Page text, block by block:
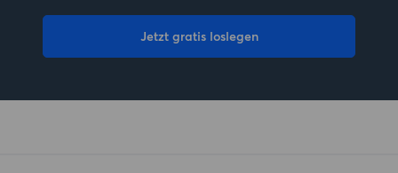
Jetzt gratis loslegen